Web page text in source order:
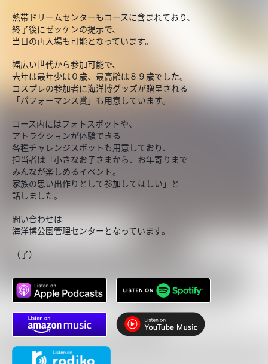
熱帯ドリームセンターもコースに含まれており、
終了後にゼッケンの提示で、
当日の再入場も可能となっています。
幅広い世代から参加可能で、
去年は最年少は０歳、最高齢は８９歳でした。
コスプレの参加者に海洋博グッズが贈呈される
「パフォーマンス賞」も用意しています。
コース内にはフォトスポットや、
アトラクションが体験できる
各種チャレンジスポットも用意しており、
担当者は「小さなお子さまから、お年寄りまで
みんなが楽しめるイベント。
家族の思い出作りとして参加してほしい」と
話しました。
問い合わせは
海洋博公園管理センターとなっています。
（了）